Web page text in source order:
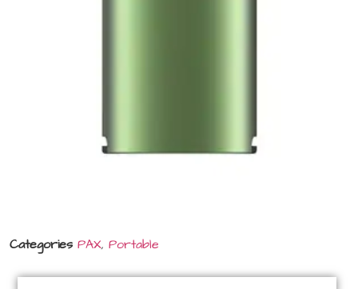
Categories PAX, Portable